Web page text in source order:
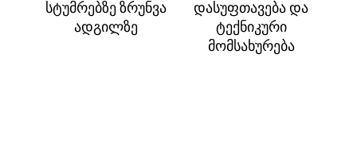
სტუმრებზე ზრუნვა
ადგილზე
დასუფთავება და
ტექნიკური
მომსახურება